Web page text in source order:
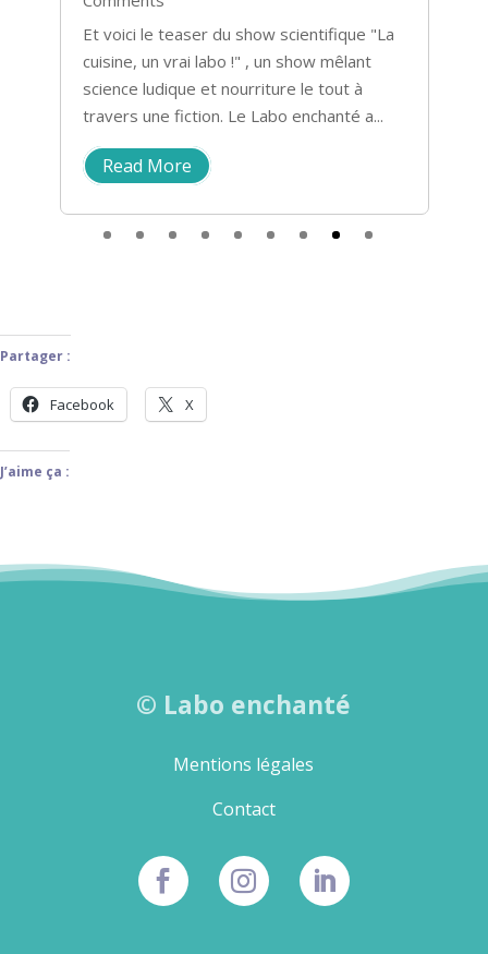
Et voici le teaser du show scientifique "La
cuisine, un vrai labo !" , un show mêlant
science ludique et nourriture le tout à
travers une fiction. Le Labo enchanté a...
Read More
Partager :
Facebook X
J’aime ça :
© Labo enchanté
Mentions légales
Contact